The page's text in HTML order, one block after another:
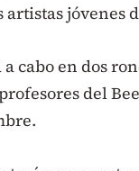
jóvenes
a cabo en dos
del